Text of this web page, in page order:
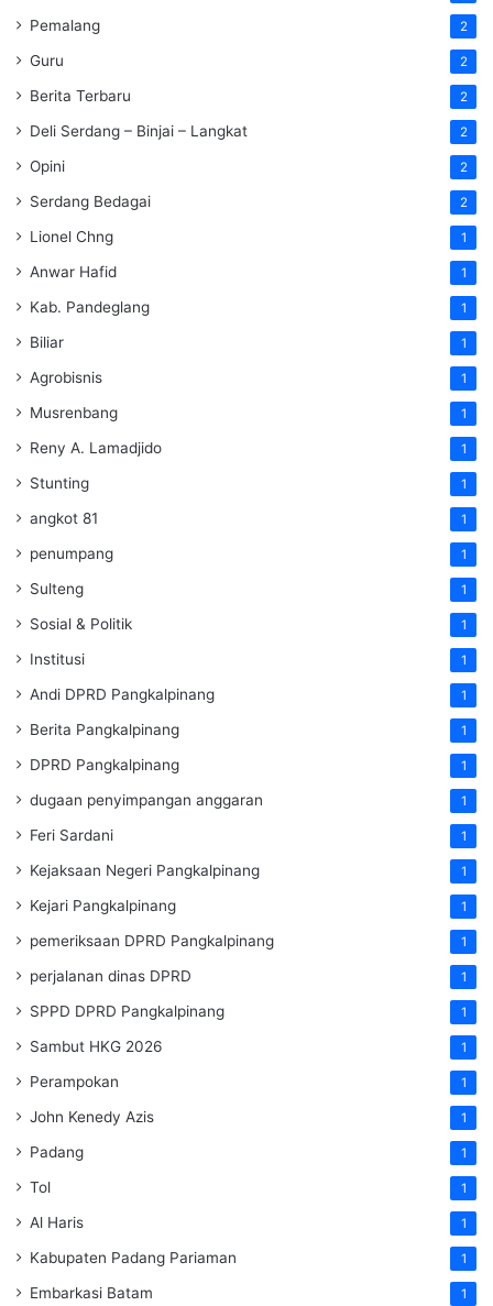
Pemalang 2
Guru 2
Berita Terbaru 2
Deli Serdang – Binjai – Langkat 2
Opini 2
Serdang Bedagai 2
Lionel Chng 1
Anwar Hafid 1
Kab. Pandeglang 1
Biliar 1
Agrobisnis 1
Musrenbang 1
Reny A. Lamadjido 1
Stunting 1
angkot 81 1
penumpang 1
Sulteng 1
Sosial & Politik 1
Institusi 1
Andi DPRD Pangkalpinang 1
Berita Pangkalpinang 1
DPRD Pangkalpinang 1
dugaan penyimpangan anggaran 1
Feri Sardani 1
Kejaksaan Negeri Pangkalpinang 1
Kejari Pangkalpinang 1
pemeriksaan DPRD Pangkalpinang 1
perjalanan dinas DPRD 1
SPPD DPRD Pangkalpinang 1
Sambut HKG 2026 1
Perampokan 1
John Kenedy Azis 1
Padang 1
Tol 1
Al Haris 1
Kabupaten Padang Pariaman 1
Embarkasi Batam 1